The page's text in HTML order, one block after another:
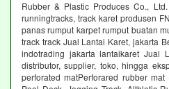
Rubber & Plastic Produces Co.,
runningtracks, track karet produsen
panas rumput karpet rumput buatan
track track Jual Lantai Karet, jakarta
indotrading jakarta lantaikaret Jual
distributor, supplier, toko, hingga
perforated matPerforared rubber